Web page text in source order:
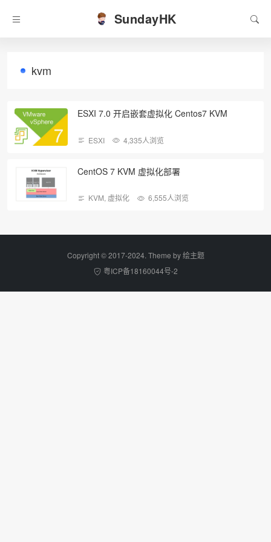
SundayHK
kvm
ESXI 7.0 开启嵌套虚拟化 Centos7 KVM
ESXI 4,335人浏览
CentOS 7 KVM 虚拟化部署
KVM, 虚拟化 6,555人浏览
Copyright © 2017-2024. Theme by绘主题
粤ICP备18160044号-2